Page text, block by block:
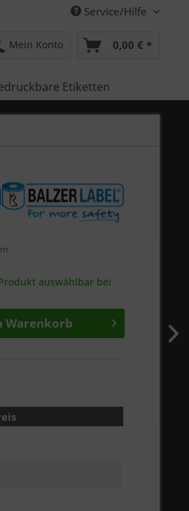
Service/Hilfe
Mein Konto 0,00 € *
Etiketten
auswählbar bei
Warenkorb